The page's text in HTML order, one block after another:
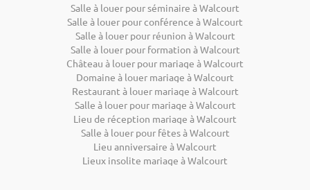
Salle à louer pour séminaire à Walcourt
Salle à louer pour conférence à Walcourt
Salle à louer pour réunion à Walcourt
Salle à louer pour formation à Walcourt
Château à louer pour mariage à Walcourt
Domaine à louer mariage à Walcourt
Restaurant à louer mariage à Walcourt
Salle à louer pour mariage à Walcourt
Lieu de réception mariage à Walcourt
Salle à louer pour fêtes à Walcourt
Lieu anniversaire à Walcourt
Lieux insolite mariage à Walcourt